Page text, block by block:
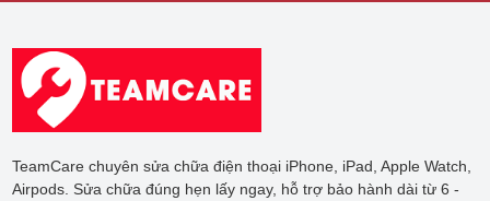
Tai nghe bị rơi vào nước khiến pin bị ngấm nước, hư hỏng.
Sử dụng tai nghe vượt mức cường độ cho phép.
Không ngắt kết nối khi không sử dụng.
Không kiểm tra dung lượng pin của Airpods Pro để sạc kịp
thời.
TeamCare chuyên sửa chữa điện thoại iPhone, iPad, Apple Watch,
Airpods. Sửa chữa đúng hẹn lấy ngay, hỗ trợ bảo hành dài từ 6 -